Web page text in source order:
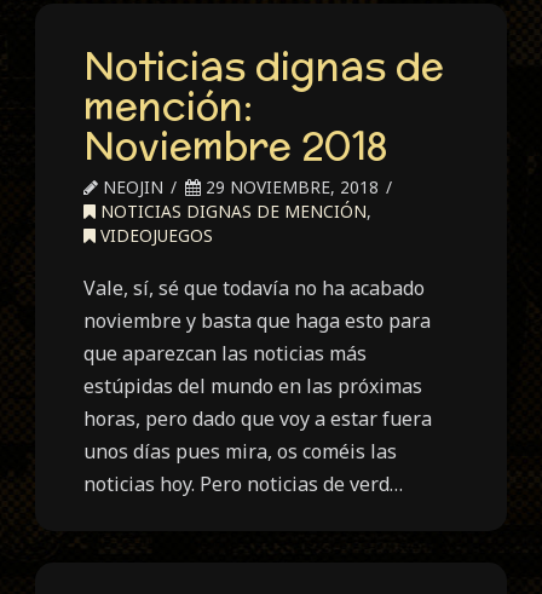
Noticias dignas de
mención:
Noviembre 2018
NEOJIN
29 NOVIEMBRE, 2018
NOTICIAS DIGNAS DE MENCIÓN,
VIDEOJUEGOS
Vale, sí, sé que todavía no ha acabado
noviembre y basta que haga esto para
que aparezcan las noticias más
estúpidas del mundo en las próximas
horas, pero dado que voy a estar fuera
unos días pues mira, os coméis las
noticias hoy. Pero noticias de verd…